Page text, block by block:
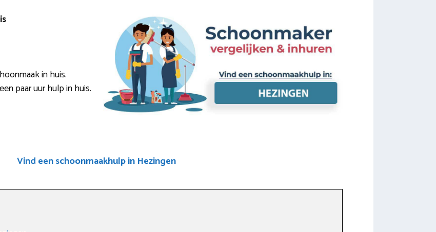
in huis.
paar uur hulp in huis.
Vind een schoonmaakhulp in Hezingen